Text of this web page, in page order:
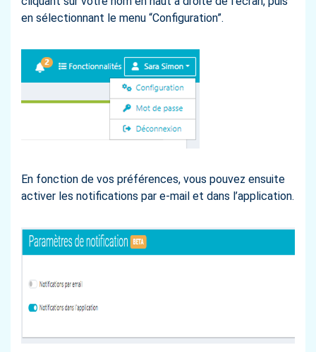
en sélectionnant le menu “Configuration”.
En fonction de vos préférences, vous pouvez ensuite
activer les notifications par e-mail et dans l’application.